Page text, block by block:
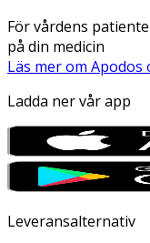
För vårdens
på din medicin
Läs mer om Apodos
Ladda ner vår app
Leveransalternativ